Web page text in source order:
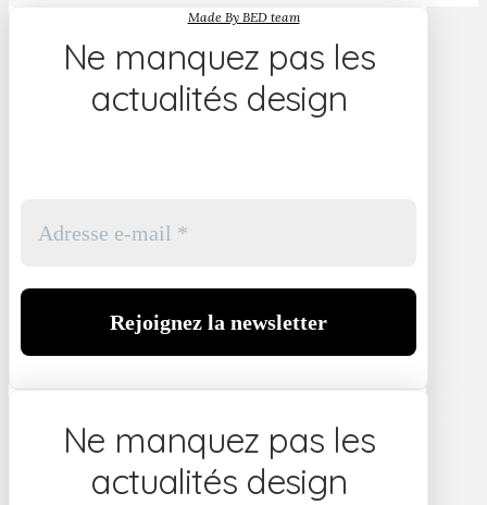
Made By BED team
Ne manquez pas les
actualités design
Ne manquez pas les
actualités design